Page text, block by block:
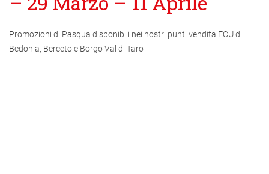
Promozioni di Pasqua disponibili nei nostri punti vendita ECU di
Bedonia, Berceto e Borgo Val di Taro